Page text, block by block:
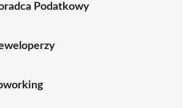
Podatkowy